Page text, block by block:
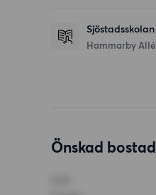
Sjöstadsskolan
Hammarby Allé
Önskad bostad